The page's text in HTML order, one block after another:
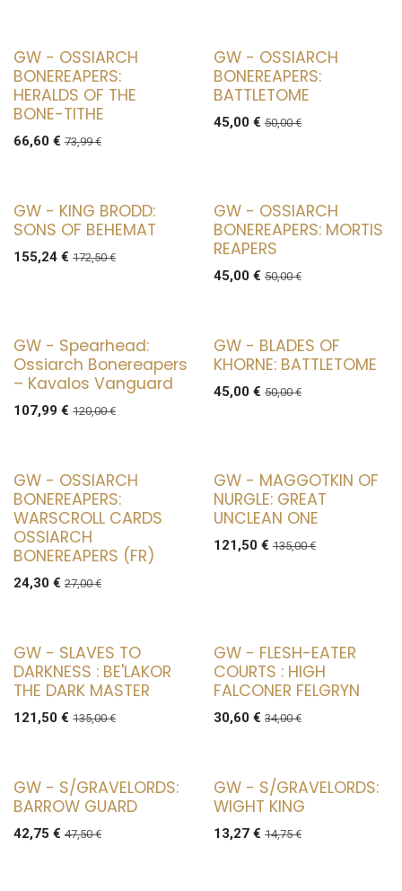
GW - OSSIARCH
BONEREAPERS:
HERALDS OF THE
BONE-TITHE
66,60 € 73,99€
GW - OSSIARCH
BONEREAPERS:
BATTLETOME
45,00€ 50,00€
GW - KING BRODD:
SONS OF BEHEMAT
155,24 € 172,50€
GW - OSSIARCH
BONEREAPERS: MORTIS
REAPERS
45,00€ 50,00€
GW - Spearhead:
Ossiarch Bonereapers
– Kavalos Vanguard
107,99 € 120,00€
GW - BLADES OF
KHORNE: BATTLETOME
45,00€ 50,00€
GW - OSSIARCH
BONEREAPERS:
WARSCROLL CARDS
OSSIARCH
BONEREAPERS (FR)
24,30 € 27,00€
GW - MAGGOTKIN OF
NURGLE: GREAT
UNCLEAN ONE
121,50€ 135,00€
GW - SLAVES TO
DARKNESS : BE'LAKOR
THE DARK MASTER
121,50 € 135,00€
GW - FLESH-EATER
COURTS : HIGH
FALCONER FELGRYN
30,60€ 34,00€
GW - S/GRAVELORDS:
BARROW GUARD
42,75 € 47,50€
GW - S/GRAVELORDS:
WIGHT KING
13,27€ 14,75€